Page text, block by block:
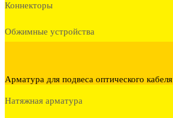
Коннекторы
Обжимные устройства
Арматура для подвеса оптического кабеля
Натяжная арматура